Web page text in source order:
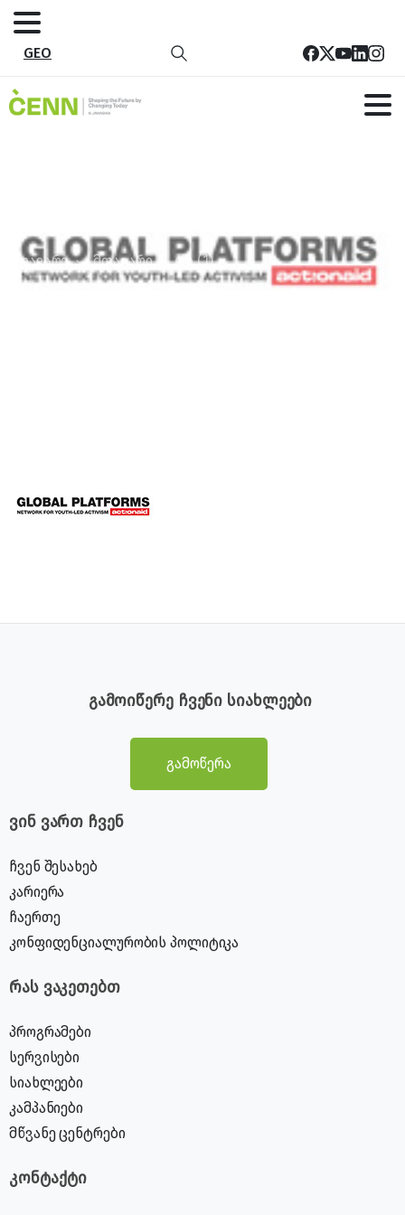
GEO
მთავარი მთავარი glb (1)
გამოიწერე ჩვენი სიახლეები
გამოწერა
ვინ ვართ ჩვენ
ჩვენ შესახებ
კარიერა
ჩაერთე
კონფიდენციალურობის პოლიტიკა
რას ვაკეთებთ
პროგრამები
სერვისები
სიახლეები
კამპანიები
მწვანე ცენტრები
კონტაქტი